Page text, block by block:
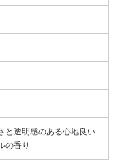
と透明感のある心地良い
の香り